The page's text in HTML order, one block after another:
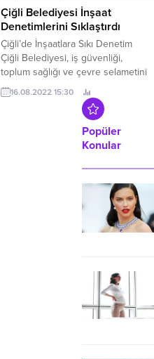
Eğitimi destekleyen Toyota
Otomotiv Sanayi Türkiye,
“Geleceğe Kadın Eli” sosyal
sorumluluk projesini hayata
geçiriyor.
Çiğli Belediyesi İnşaat
Denetimlerini Sıklaştırdı
Çiğli’de İnşaatlara Sıkı Denetim
Çiğli Belediyesi, iş güvenliği,
toplum sağlığı ve çevre selametini
korumak adına ilçe sınırları
içerisinde devam eden inşaatların
ara denetimlerini sıklaştırdı.
16.08.2022 15:30
Popüler
Konular